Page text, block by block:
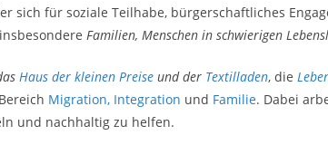
sich für soziale Teilhabe, bürgerschaftliches
Familien, Menschen in schwierigen
Haus der kleinen Preise und der Textilladen, die
Migration, Integration und Familie. Dabei
und nachhaltig zu helfen.